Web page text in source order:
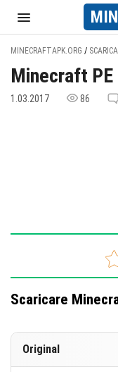
MINECRAFTAPK.ORG / SCARICA
Minecraft
1.03.2017 86
Scaricare
Original